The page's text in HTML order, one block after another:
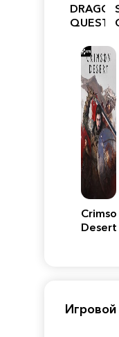
DRAGON
QUEST
Crimson
Desert